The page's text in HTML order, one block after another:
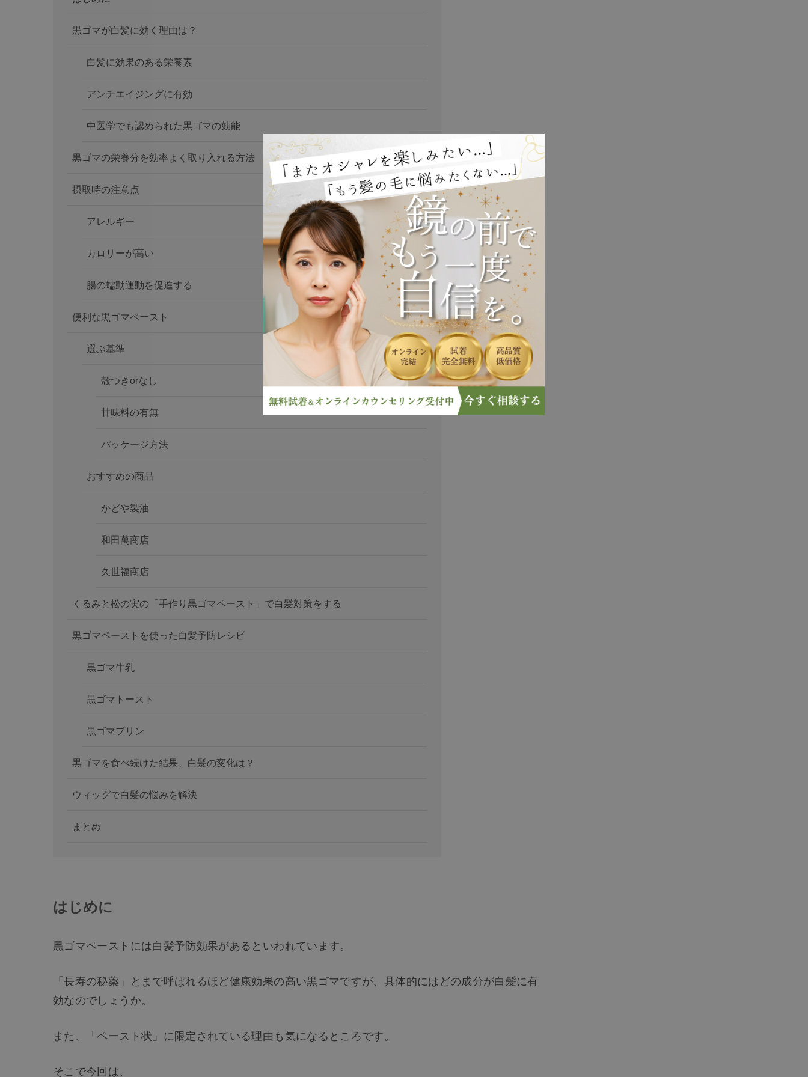
黒ゴマが白髪に効く理由は？
白髪に効果のある栄養素
アンチエイジングに有効
中医学でも認められた黒ゴマの効能
黒ゴマの栄養分を効率よく取り入れる方法
摂取時の注意点
アレルギー
カロリーが高い
腸の蠕動運動を促進する
便利な黒ゴマペースト
選ぶ基準
殻つきorなし
甘味料の有無
パッケージ方法
おすすめの商品
かどや製油
和田萬商店
久世福商店
くるみと松の実の「手作り黒ゴマペースト」で白髪対策をする
黒ゴマペーストを使った白髪予防レシピ
黒ゴマ牛乳
黒ゴマトースト
黒ゴマプリン
黒ゴマを食べ続けた結果、白髪の変化は？
ウィッグで白髪の悩みを解決
まとめ
はじめに
黒ゴマペーストには白髪予防効果があるといわれています。
「長寿の秘薬」とまで呼ばれるほど健康効果の高い黒ゴマですが、具体的にはどの成分が白髪に有
効なのでしょうか。
また、「ペースト状」に限定されている理由も気になるところです。
そこで今回は、